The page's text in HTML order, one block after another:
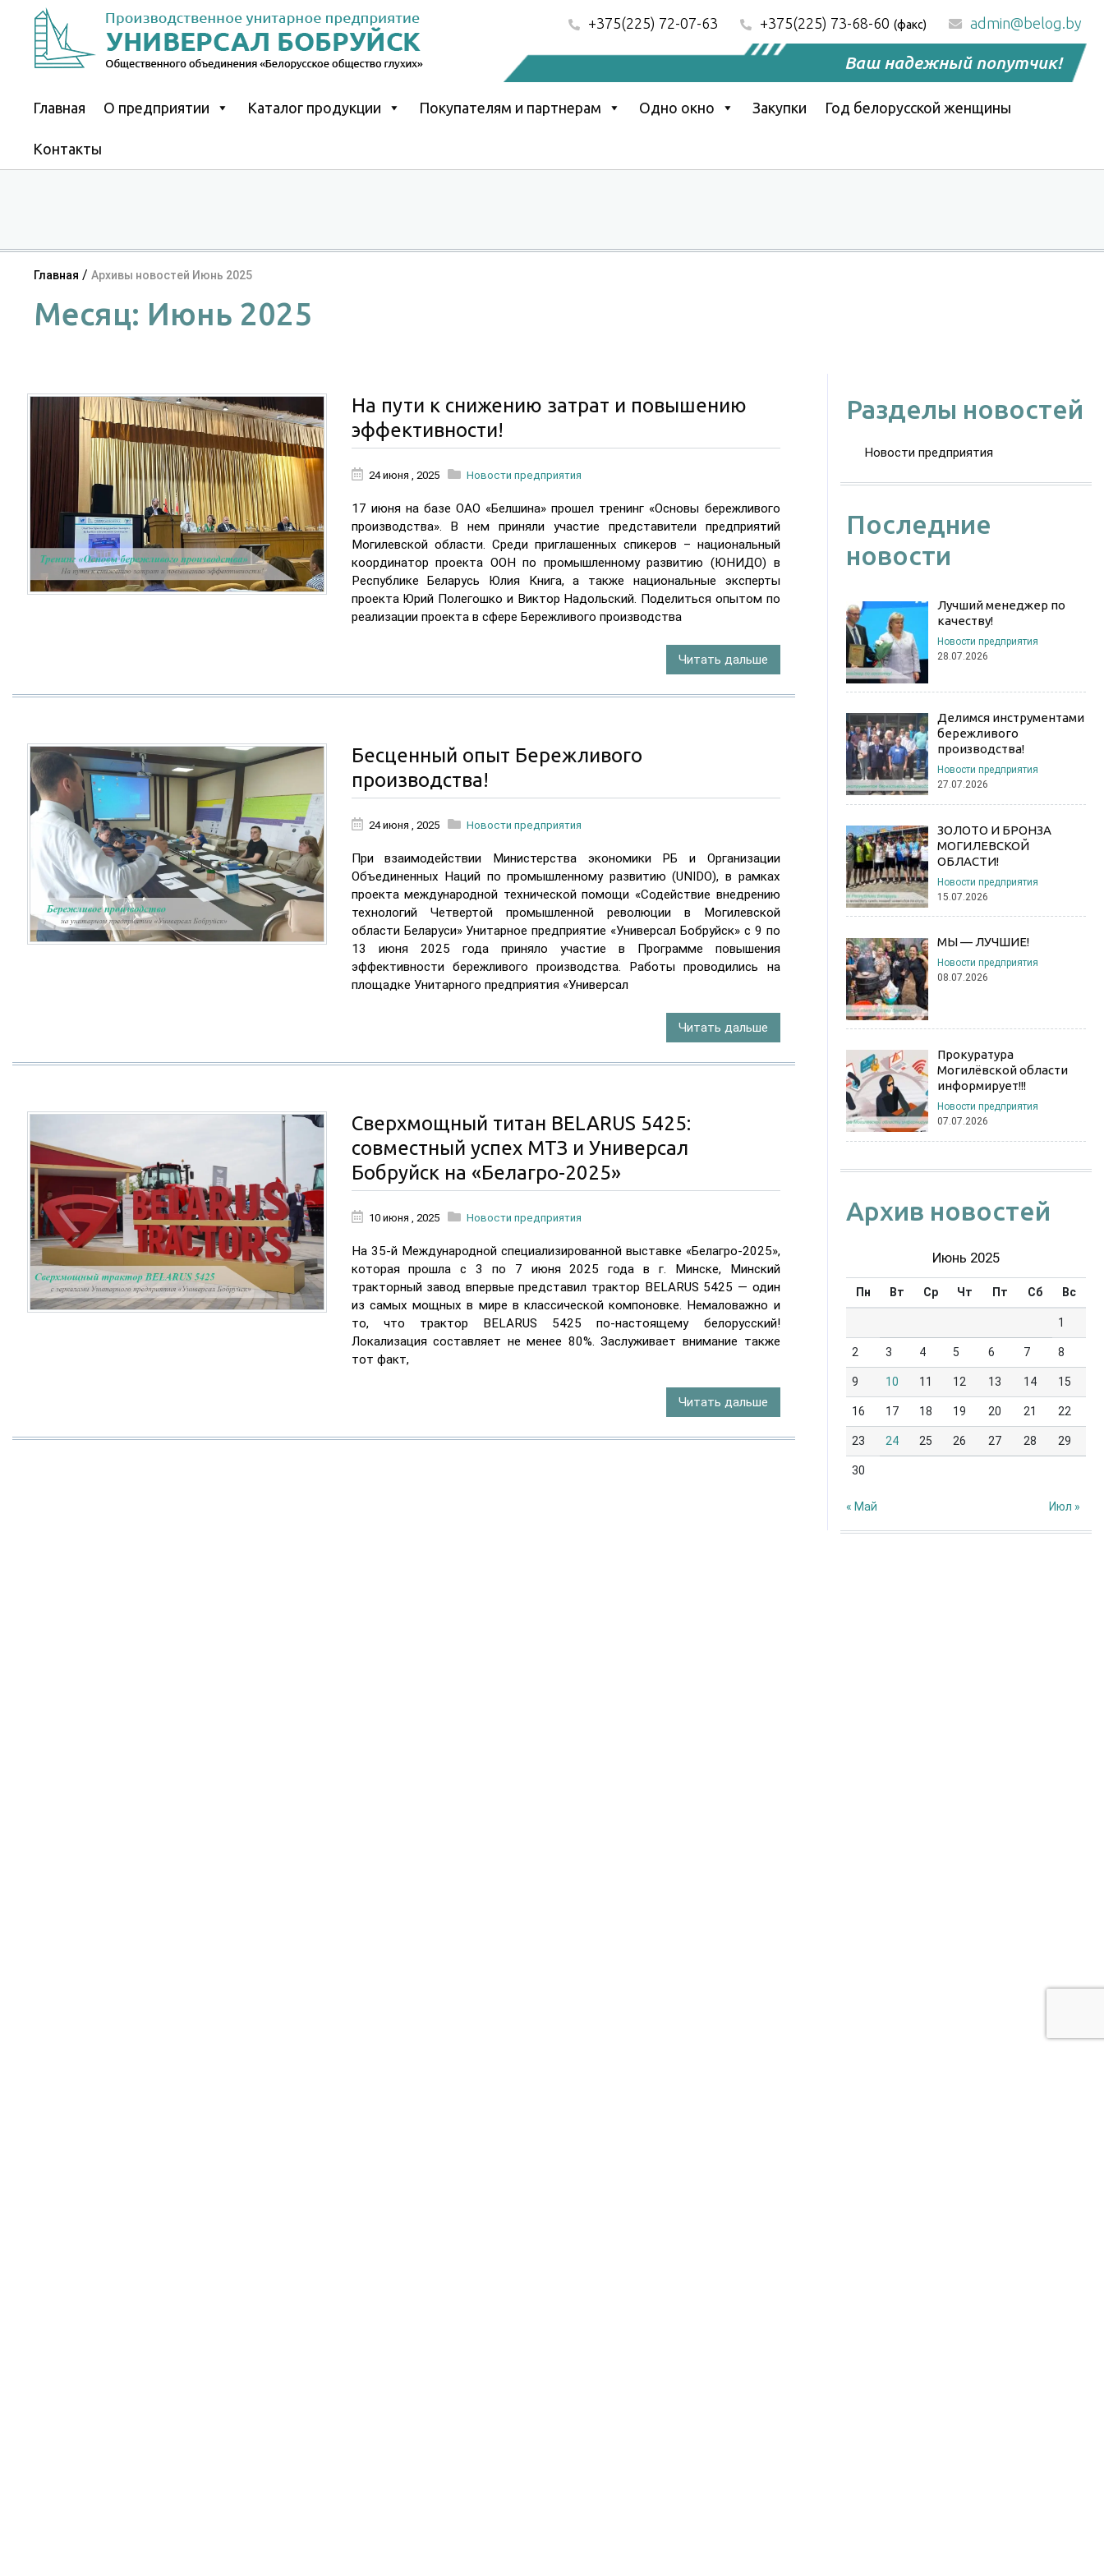
content
+375(225) 72-07-63 +375(225) 73-68-60 (факс) admin@belog.by
Ваш надежный попутчик!
Главная О предприятии Каталог продукции Покупателям и партнерам Одно окно Закупки Год белорусской женщины
Контакты
Главная /Архивы новостей Июнь 2025
Месяц: Июнь 2025
На пути к снижению затрат и повышению
эффективности!
пути
к
снижению
затрат
и
повышению
эффективности!
24 июня , 2025 Новости предприятия
17 июня на базе ОАО «Белшина» прошел тренинг «Основы бережливого
производства». В нем приняли участие представители предприятий
Могилевской области. Среди приглашенных спикеров – национальный
координатор проекта ООН по промышленному развитию (ЮНИДО) в
Республике Беларусь Юлия Книга, а также национальные эксперты
проекта Юрий Полегошко и Виктор Надольский. Поделиться опытом по
реализации проекта в сфере Бережливого производства
Читать дальше
Бесценный опыт Бережливого
производства!
опыт
Бережливого
производства!
24 июня , 2025 Новости предприятия
При взаимодействии Министерства экономики РБ и Организации
Объединенных Наций по промышленному развитию (UNIDO), в рамках
проекта международной технической помощи «Содействие внедрению
технологий Четвертой промышленной революции в Могилевской
области Беларуси» Унитарное предприятие «Универсал Бобруйск» с 9 по
13 июня 2025 года приняло участие в Программе повышения
эффективности бережливого производства. Работы проводились на
площадке Унитарного предприятия «Универсал
Читать дальше
Сверхмощный титан BELARUS 5425:
совместный успех МТЗ и Универсал
Бобруйск на «Белагро-2025»Сверхмощный
титан
5425:
совместный
успех
МТЗ
и
Бобруйск
«Белагро-2025»
10 июня , 2025 Новости предприятия
На 35-й Международной специализированной выставке «Белагро-2025»,
которая прошла с 3 по 7 июня 2025 года в г. Минске, Минский
тракторный завод впервые представил трактор BELARUS 5425 — один
из самых мощных в мире в классической компоновке. Немаловажно и
то, что трактор BELARUS 5425 по-настоящему белорусский!
Локализация составляет не менее 80%. Заслуживает внимание также
тот факт,
Читать дальше
Разделы новостей
Новости предприятия
Последние
новости
Лучший менеджер по
качеству!
Новости предприятия
28.07.2026
Делимся инструментами
бережливого
производства!
Новости предприятия
27.07.2026
ЗОЛОТО И БРОНЗА
МОГИЛЕВСКОЙ
ОБЛАСТИ!
Новости предприятия
15.07.2026
МЫ — ЛУЧШИЕ!
Новости предприятия
08.07.2026
Прокуратура
Могилёвской области
информирует!!!
Новости предприятия
07.07.2026
Архив новостей
Июнь 2025
Пн Вт Ср Чт Пт Сб Вс
1
2 3 4 5 6 7 8
9 10 11 12 13 14 15
16 17 18 19 20 21 22
23 24 25 26 27 28 29
30
« Май Июл »